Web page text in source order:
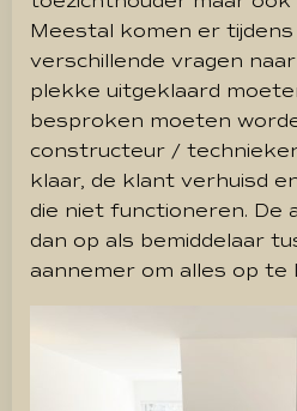
Meestal komen er tijdens
verschillende vragen
plekke uitgeklaard
besproken moeten
constructeur /
klaar, de klant verhuisd
die niet functioneren.
dan op als bemiddelaar
aannemer om alles op te